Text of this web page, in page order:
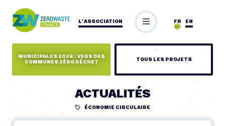
L’ASSOCIATION EN
FR
MUNICIPALES 2026 : VERS DES
COMMUNES ZÉRO DÉCHET
TOUS LES PROJETS
ACTUALITÉS
ÉCONOMIE CIRCULAIRE